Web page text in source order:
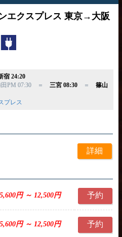
エクスプレス 東京→大阪
ナルカーテン
トイレ付
宿 24:20
PM 07:30 ＝ 三宮 08:30＝ 篠山
プレス
詳細
5,600円 ～ 12,500円 予約
5,600円 ～ 12,500円 予約